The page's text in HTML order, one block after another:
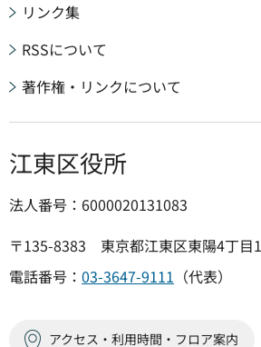
リンク集
RSSについて
著作権・リンクについて
江東区役所
法人番号：6000020131083
〒135-8383 東京都江東区東陽4丁目
電話番号： 03-3647-9111 （代表）
アクセス・利用時間・フロア案内